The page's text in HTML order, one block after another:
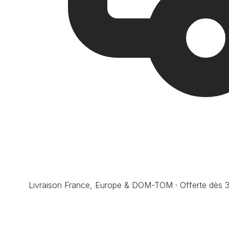
Livraison France, Europe & DOM-TOM · Offerte dès